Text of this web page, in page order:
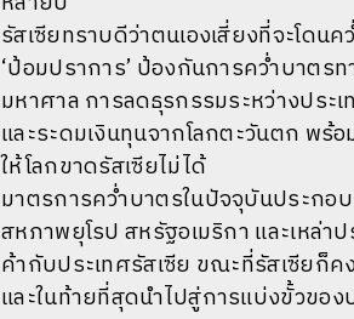
รัสเซียทราบดีว่าตนเองเสี่ยงที่จะโดน
‘ป้อมปราการ’ ป้องกันการคว่ำบาตร
มหาศาล การลดธุรกรรมระหว่างปร
และระดมเงินทุนจากโลกตะวันตก พร้
ให้โลกขาดรัสเซียไม่ได้
มาตรการคว่ำบาตรในปัจจุบันประก
สหภาพยุโรป สหรัฐอเมริกา และเหล่
ค้ากับประเทศรัสเซีย ขณะที่รัสเซียก็
และในท้ายที่สุดนำไปสู่การแบ่งขั้วของ